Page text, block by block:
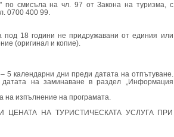
по смисъла на чл. 97 от Закона на туризма, с
0700 400 99.
под 18 години не придружавани от единия или
(оригинал и копие).
5 календарни дни преди датата на отпътуване.
на заминаване в раздел „Информация
на изпълнение на програмата.
НА ТУРИСТИЧЕСКАТА УСЛУГА ПРИ